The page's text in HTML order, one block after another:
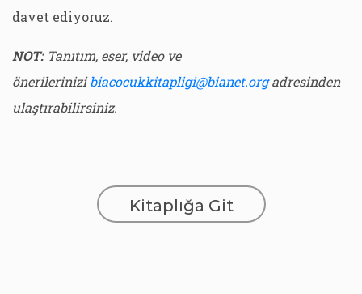
davet ediyoruz.
NOT:Tanıtım, eser, video ve
önerilerinizibiacocukkitapligi@bianet.orgadresinden
ulaştırabilirsiniz.
Kitaplığa Git